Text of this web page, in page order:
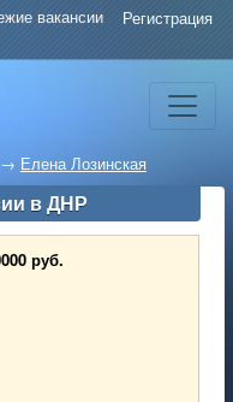
вакансии Регистрация
Елена Лозинская
в ДНР
руб.